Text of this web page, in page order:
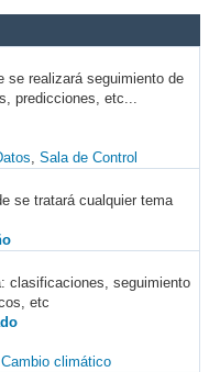
se realizará seguimiento de
predicciones, etc...
Sala de Control
se tratará cualquier tema
clasificaciones, seguimiento
etc
Cambio climático